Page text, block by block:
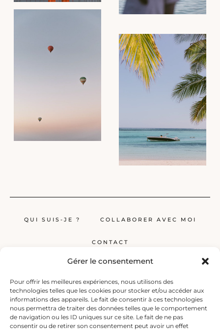
Gérer le consentement
Pour offrir les meilleures expériences, nous utilisons des
technologies telles que les cookies pour stocker et/ou accéder aux
informations des appareils. Le fait de consentir à ces technologies
nous permettra de traiter des données telles que le comportement
de navigation ou les ID uniques sur ce site. Le fait de ne pas
consentir ou de retirer son consentement peut avoir un effet
QUI SUIS-JE ? COLLABORER AVEC MOI
CONTACT
Globerêveur, le blog pour les passionnés de voyage, propose des récits